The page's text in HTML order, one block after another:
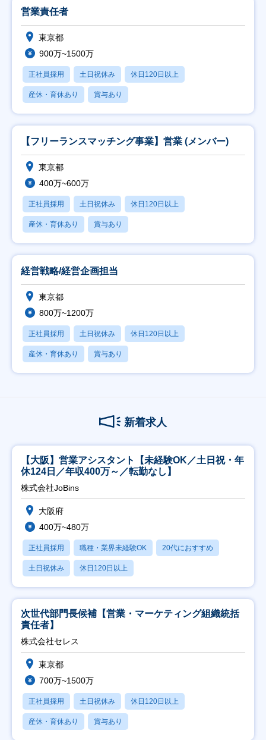
営業責任者
東京都
900万~1500万
正社員採用 土日祝休み 休日120日以上
産休・育休あり 賞与あり
【フリーランスマッチング事業】営業 (メンバー)
東京都
400万~600万
正社員採用 土日祝休み 休日120日以上
産休・育休あり 賞与あり
経営戦略/経営企画担当
東京都
800万~1200万
正社員採用 土日祝休み 休日120日以上
産休・育休あり 賞与あり
新着求人
【大阪】営業アシスタント【未経験OK／土日祝・年
休124日／年収400万～／転勤なし】
株式会社JoBins
大阪府
400万~480万
正社員採用 職種・業界未経験OK 20代におすすめ
土日祝休み 休日120日以上
次世代部門長候補【営業・マーケティング組織統括
責任者】
株式会社セレス
東京都
700万~1500万
正社員採用 土日祝休み 休日120日以上
産休・育休あり 賞与あり